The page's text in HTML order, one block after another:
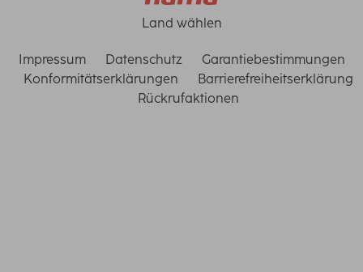
Land wählen
Impressum Datenschutz
Garantiebestimmungen
Konformitätserklärungen
Barrierefreiheitserklärung
Rückrufaktionen